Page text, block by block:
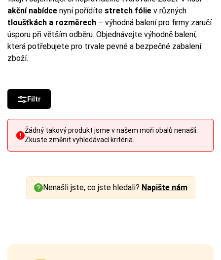
akční nabídce nyní pořídíte stretch fólie v různých
tloušťkách a rozměrech – výhodná balení pro firmy zaručí
úsporu při větším odběru. Objednávejte výhodně balení,
která potřebujete pro trvale pevné a bezpečné zabalení
zboží.
Filtr
Žádný takový produkt jsme v našem moři obalů nenašli.
Zkuste změnit vyhledávací kritéria.
Nenašli jste, co jste hledali? Napište nám